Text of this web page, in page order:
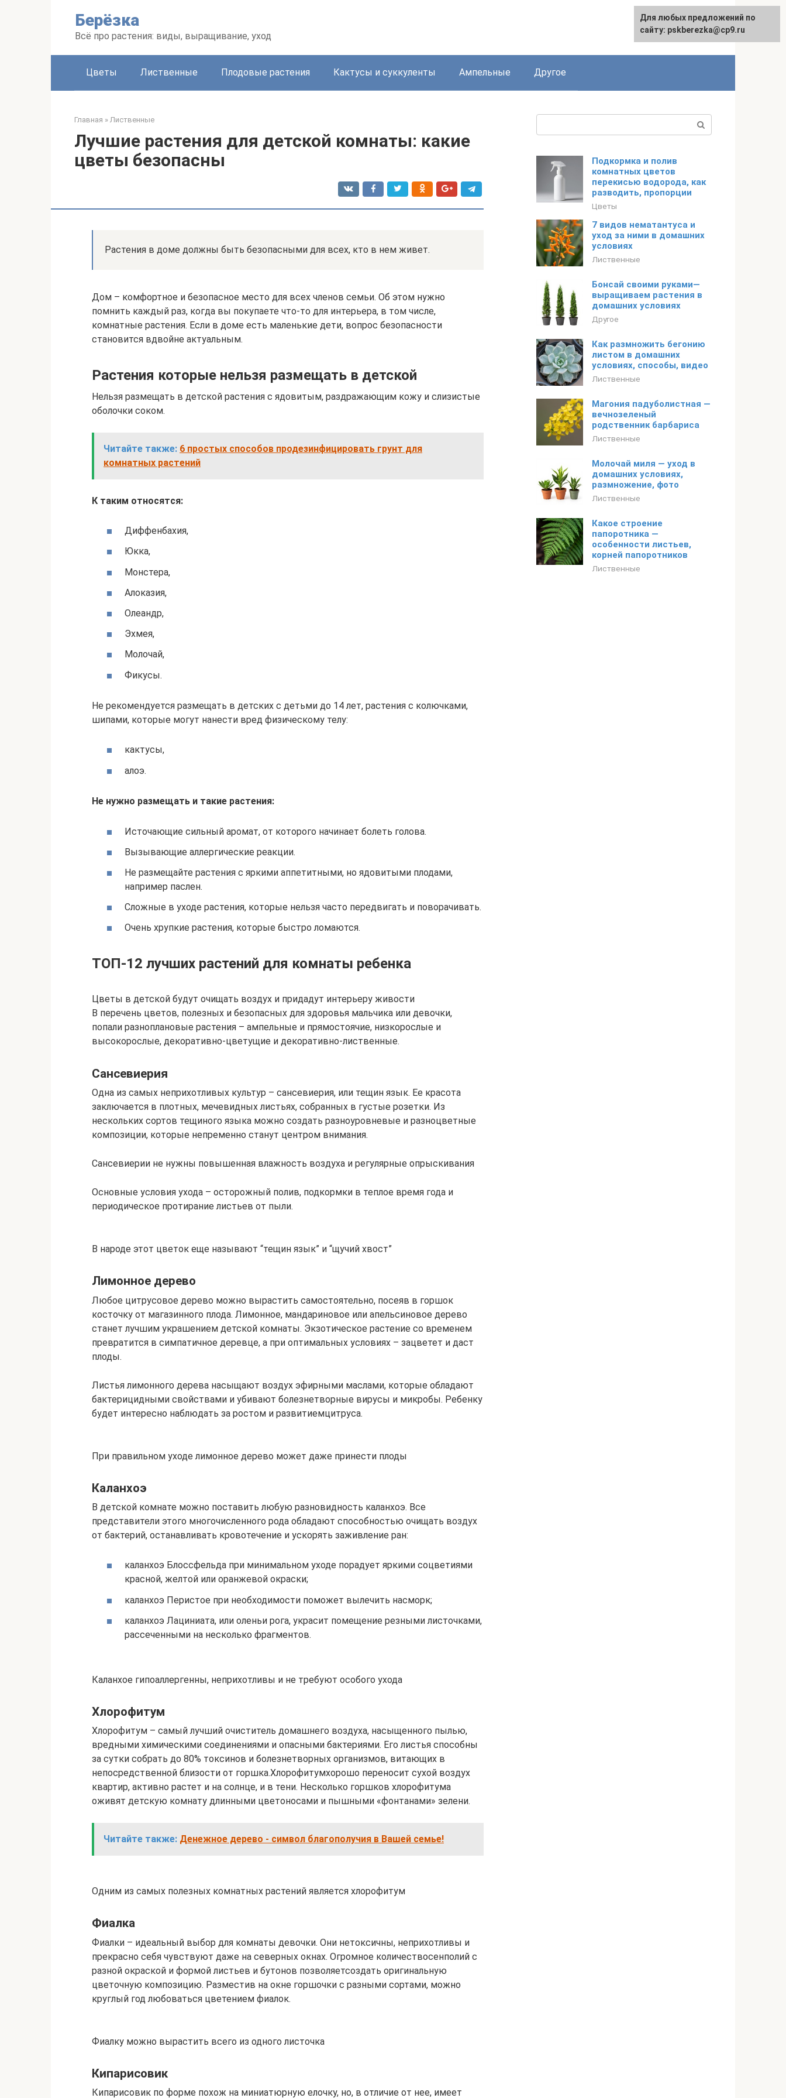
Берёзка
Всё про растения: виды, выращивание, уход
English
Цветы Лиственные Плодовые растения Кактусы и суккуленты Ампельные Другое
Главная » Лиственные
Лучшие растения для детской комнаты: какие
цветы безопасны
Растения в доме должны быть безопасными для всех, кто в нем живет.
Дом – комфортное и безопасное место для всех членов семьи. Об этом нужно
помнить каждый раз, когда вы покупаете что-то для интерьера, в том числе,
комнатные растения. Если в доме есть маленькие дети, вопрос безопасности
становится вдвойне актуальным.
Растения которые нельзя размещать в детской
Нельзя размещать в детской растения с ядовитым, раздражающим кожу и слизистые
оболочки соком.
Читайте также: 6 простых способов продезинфицировать грунт для
комнатных растений
К таким относятся:
Диффенбахия,
Юкка,
Монстера,
Алоказия,
Олеандр,
Эхмея,
Молочай,
Фикусы.
Не рекомендуется размещать в детских с детьми до 14 лет, растения с колючками,
шипами, которые могут нанести вред физическому телу:
кактусы,
алоэ.
Не нужно размещать и такие растения:
Источающие сильный аромат, от которого начинает болеть голова.
Вызывающие аллергические реакции.
Не размещайте растения с яркими аппетитными, но ядовитыми плодами,
например паслен.
Сложные в уходе растения, которые нельзя часто передвигать и поворачивать.
Очень хрупкие растения, которые быстро ломаются.
ТОП-12 лучших растений для комнаты ребенка
Цветы в детской будут очищать воздух и придадут интерьеру живости
В перечень цветов, полезных и безопасных для здоровья мальчика или девочки,
попали разноплановые растения – ампельные и прямостоячие, низкорослые и
высокорослые, декоративно-цветущие и декоративно-лиственные.
Сансевиерия
Одна из самых неприхотливых культур – сансевиерия, или тещин язык. Ее красота
заключается в плотных, мечевидных листьях, собранных в густые розетки. Из
нескольких сортов тещиного языка можно создать разноуровневые и разноцветные
композиции, которые непременно станут центром внимания.
Сансевиерии не нужны повышенная влажность воздуха и регулярные опрыскивания
Основные условия ухода – осторожный полив, подкормки в теплое время года и
периодическое протирание листьев от пыли.
В народе этот цветок еще называют “тещин язык” и “щучий хвост”
Лимонное дерево
Любое цитрусовое дерево можно вырастить самостоятельно, посеяв в горшок
косточку от магазинного плода. Лимонное, мандариновое или апельсиновое дерево
станет лучшим украшением детской комнаты. Экзотическое растение со временем
превратится в симпатичное деревце, а при оптимальных условиях – зацветет и даст
плоды.
Листья лимонного дерева насыщают воздух эфирными маслами, которые обладают
бактерицидными свойствами и убивают болезнетворные вирусы и микробы. Ребенку
будет интересно наблюдать за ростом и развитиемцитруса.
При правильном уходе лимонное дерево может даже принести плоды
Каланхоэ
В детской комнате можно поставить любую разновидность каланхоэ. Все
представители этого многочисленного рода обладают способностью очищать воздух
от бактерий, останавливать кровотечение и ускорять заживление ран:
каланхоэ Блоссфельда при минимальном уходе порадует яркими соцветиями
красной, желтой или оранжевой окраски;
каланхоэ Перистое при необходимости поможет вылечить насморк;
каланхоэ Лациниата, или оленьи рога, украсит помещение резными листочками,
рассеченными на несколько фрагментов.
Каланхое гипоаллергенны, неприхотливы и не требуют особого ухода
Хлорофитум
Хлорофитум – самый лучший очиститель домашнего воздуха, насыщенного пылью,
вредными химическими соединениями и опасными бактериями. Его листья способны
за сутки собрать до 80% токсинов и болезнетворных организмов, витающих в
непосредственной близости от горшка.Хлорофитумхорошо переносит сухой воздух
квартир, активно растет и на солнце, и в тени. Несколько горшков хлорофитума
оживят детскую комнату длинными цветоносами и пышными «фонтанами» зелени.
Читайте также: Денежное дерево - символ благополучия в Вашей семье!
Одним из самых полезных комнатных растений является хлорофитум
Фиалка
Фиалки – идеальный выбор для комнаты девочки. Они нетоксичны, неприхотливы и
прекрасно себя чувствуют даже на северных окнах. Огромное количествосенполий с
разной окраской и формой листьев и бутонов позволяетсоздать оригинальную
цветочную композицию. Разместив на окне горшочки с разными сортами, можно
круглый год любоваться цветением фиалок.
Фиалку можно вырастить всего из одного листочка
Кипарисовик
Кипарисовик по форме похож на миниатюрную елочку, но, в отличие от нее, имеет
Подкормка и полив
комнатных цветов
перекисью водорода, как
разводить, пропорции
Цветы
7 видов нематантуса и
уход за ними в домашних
условиях
Лиственные
Бонсай своими руками—
выращиваем растения в
домашних условиях
Другое
Как размножить бегонию
листом в домашних
условиях, способы, видео
Лиственные
Магония падуболистная —
вечнозеленый
родственник барбариса
Лиственные
Молочай миля — уход в
домашних условиях,
размножение, фото
Лиственные
Какое строение
папоротника —
особенности листьев,
корней папоротников
Лиственные
Для любых предложений по
сайту: pskberezka@cp9.ru